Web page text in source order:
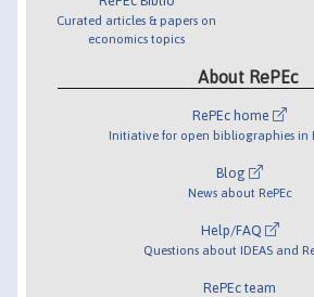
Curated articles & papers on
economics topics
About RePEc
RePEc home
Initiative for open bibliographies in
Blog
News about RePEc
Help/FAQ
Questions about IDEAS and
RePEc team